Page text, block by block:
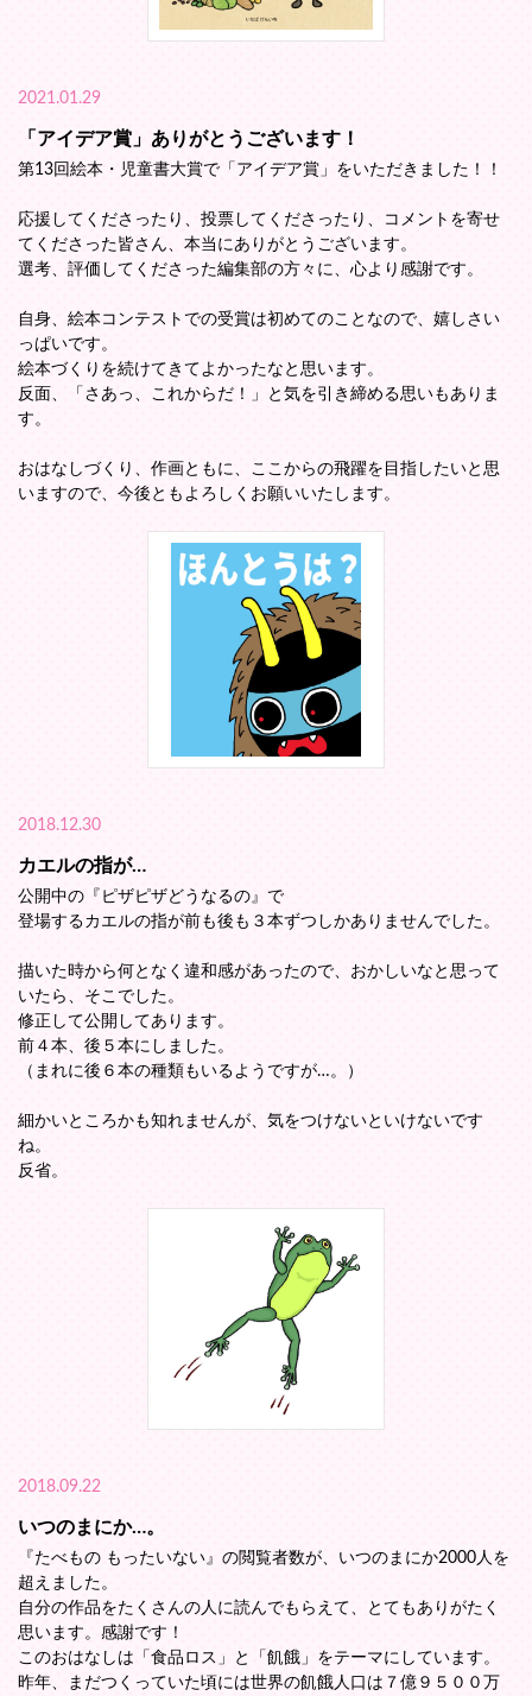
2021.01.29
「アイデア賞」ありがとうございます！
第13回絵本・児童書大賞で「アイデア賞」をいただきました！！
応援してくださったり、投票してくださったり、コメントを寄せ
てくださった皆さん、本当にありがとうございます。
選考、評価してくださった編集部の方々に、心より感謝です。
自身、絵本コンテストでの受賞は初めてのことなので、嬉しさい
っぱいです。
絵本づくりを続けてきてよかったなと思います。
反面、「さあっ、これからだ！」と気を引き締める思いもありま
す。
おはなしづくり、作画ともに、ここからの飛躍を目指したいと思
いますので、今後ともよろしくお願いいたします。
2018.12.30
カエルの指が…
公開中の『ピザピザどうなるの』で
登場するカエルの指が前も後も３本ずつしかありませんでした。
描いた時から何となく違和感があったので、おかしいなと思って
いたら、そこでした。
修正して公開してあります。
前４本、後５本にしました。
（まれに後６本の種類もいるようですが…。）
細かいところかも知れませんが、気をつけないといけないです
ね。
反省。
2018.09.22
いつのまにか…。
『たべもの もったいない』の閲覧者数が、いつのまにか2000人を
超えました。
自分の作品をたくさんの人に読んでもらえて、とてもありがたく
思います。感謝です！
このおはなしは「食品ロス」と「飢餓」をテーマにしています。
昨年、まだつくっていた頃には世界の飢餓人口は７億９５００万